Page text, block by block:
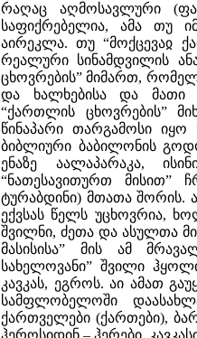
რაღაც აღმოსავლური
საფიქრებელია, ამა თუ
აირეკლა. თუ “მოქცევაჲ
რეალური სინამდვილის
ცხოვრების” მიმართ,
და ხალხებისა და მათი
“ქართლის ცხოვრების”
წინაპარი თარგამოსი იყო
ბიბლიური ბაბილონის
ენაზე აალაპარაკა,
“ნათესავითურთ მისით”
ტურაბდინი) მთათა შორის.
ექვსას წელს უცხოვრია,
შვილნი, ძეთა და ასულთა
მასისისა” მის ამ
სახელოვანი” შვილი
კავკას, ეგროს. აი ამათ
სამფლობელოში
ქართველები (ქართები),
ჰეროსიდინ – ჰერები,